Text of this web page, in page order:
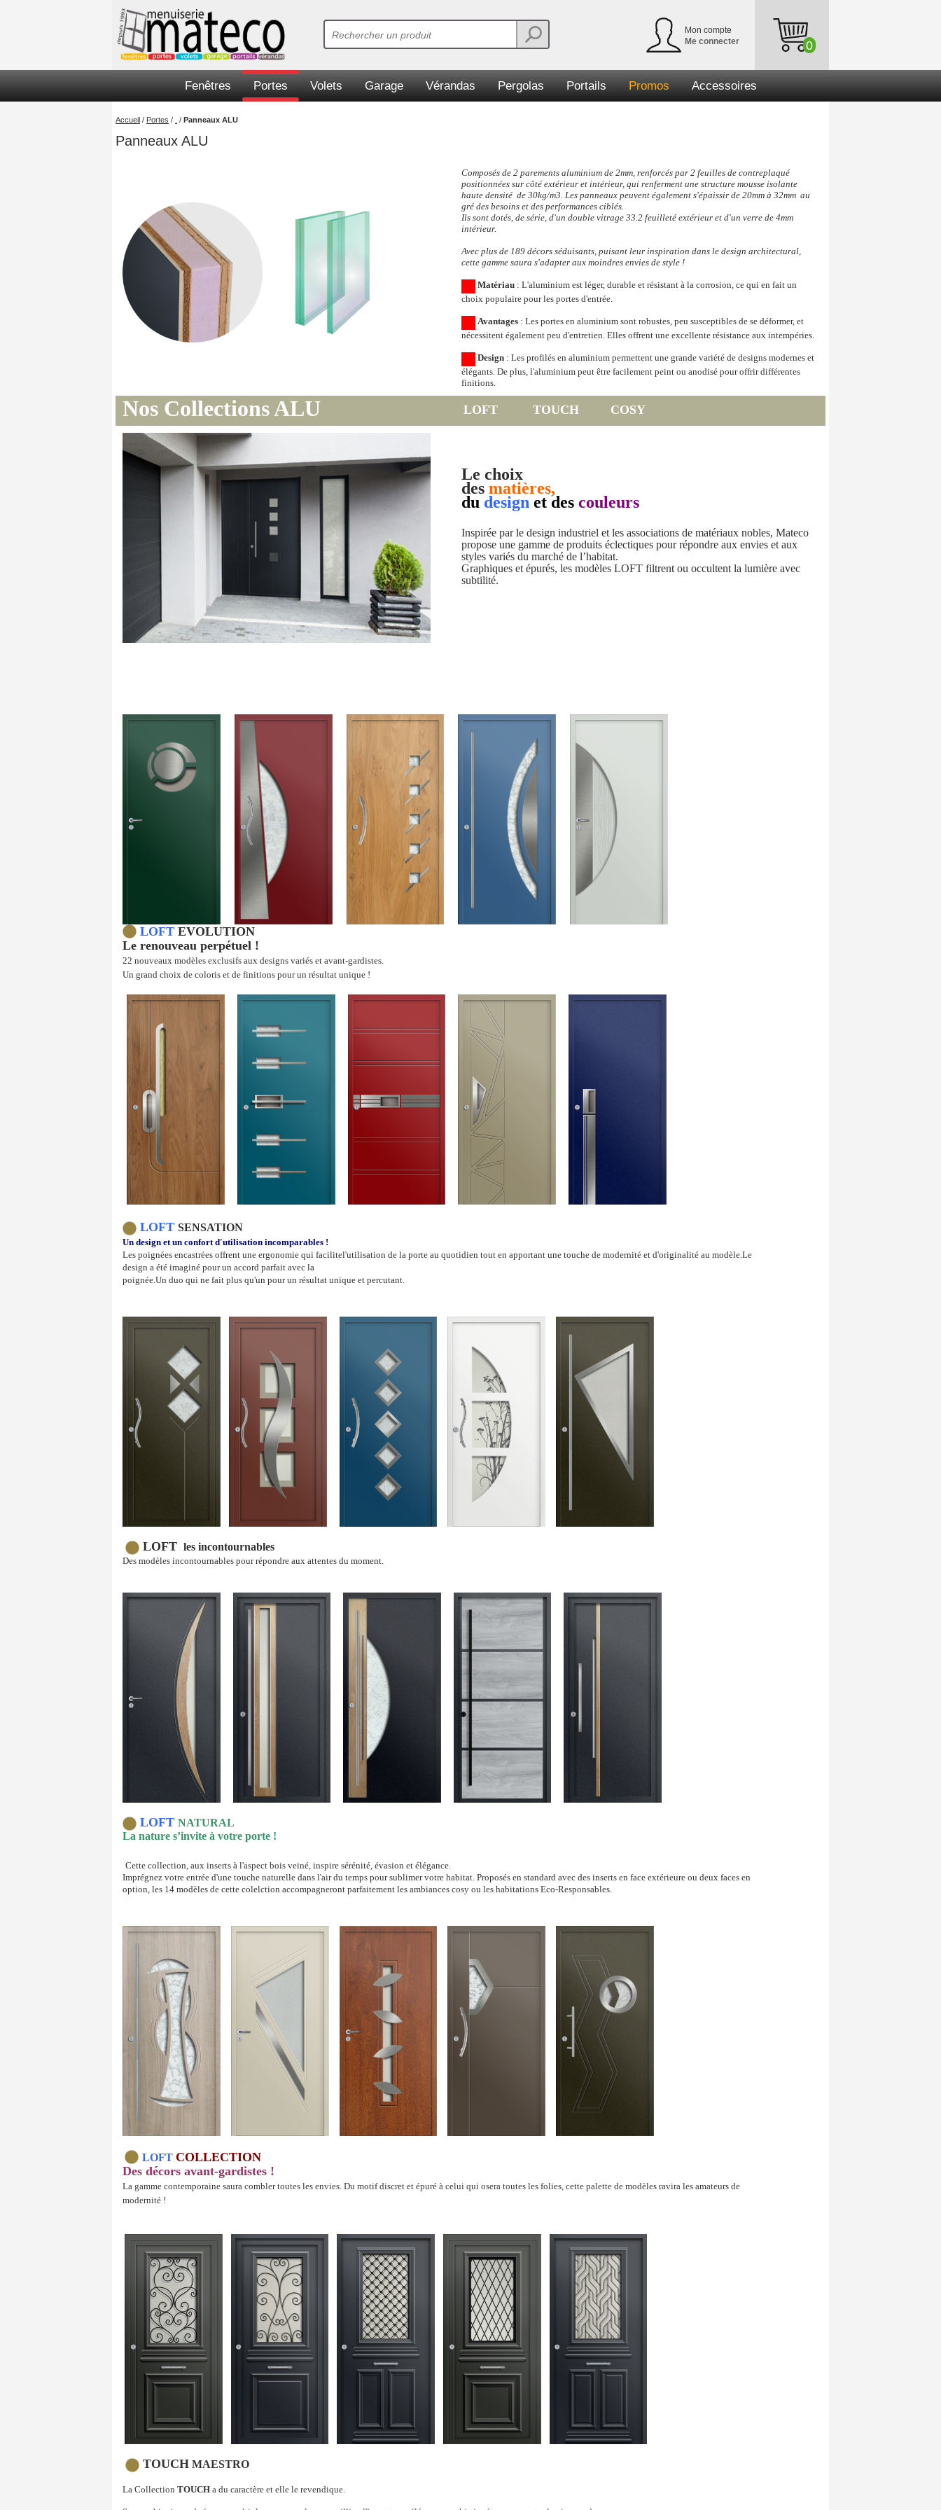
Mon compte
Me connecter
0
Fenêtres Portes Volets Garage Vérandas Pergolas Portails Promos Accessoires
Accueil / Portes / / Panneaux ALU
Panneaux ALU
Composés de 2 parements aluminium de 2mm, renforcés par 2 feuilles de contreplaqué
positionnées sur côté extérieur et intérieur, qui renferment une structure mousse isolante
haute densité de 30kg/m3. Les panneaux peuvent également s'épaissir de 20mm à 32mm au
gré des besoins et des performances ciblés.
Ils sont dotés, de série, d'un double vitrage 33.2 feuilleté extérieur et d'un verre de 4mm
intérieur.
Avec plus de 189 décors séduisants, puisant leur inspiration dans le design architectural,
cette gamme saura s'adapter aux moindres envies de style !
Matériau : L'aluminium est léger, durable et résistant à la corrosion, ce qui en fait un
choix populaire pour les portes d'entrée.
Avantages : Les portes en aluminium sont robustes, peu susceptibles de se déformer, et
nécessitent également peu d'entretien. Elles offrent une excellente résistance aux intempéries.
Design : Les profilés en aluminium permettent une grande variété de designs modernes et
élégants. De plus, l'aluminium peut être facilement peint ou anodisé pour offrir différentes
finitions.
Nos Collections ALU LOFT TOUCH COSY
Le choix
des matières,
du design et des couleurs
Inspirée par le design industriel et les associations de matériaux nobles, Mateco
propose une gamme de produits éclectiques pour répondre aux envies et aux
styles variés du marché de l’habitat.
Graphiques et épurés, les modèles LOFT filtrent ou occultent la lumière avec
subtilité.
LOFT EVOLUTION
Le renouveau perpétuel !
22 nouveaux modèles exclusifs aux designs variés et avant-gardistes.
Un grand choix de coloris et de finitions pour un résultat unique !
LOFT SENSATION
Un design et un confort d'utilisation incomparables !
Les poignées encastrées offrent une ergonomie qui facilitel'utilisation de la porte au quotidien tout en apportant une touche de modernité et d'originalité au modèle.Le
design a été imaginé pour un accord parfait avec la
poignée.Un duo qui ne fait plus qu'un pour un résultat unique et percutant.
LOFT les incontournables
Des modèles incontournables pour répondre aux attentes du moment.
LOFT NATURAL
La nature s’invite à votre porte !
Cette collection, aux inserts à l'aspect bois veiné, inspire sérénité, évasion et élégance.
Imprégnez votre entrée d'une touche naturelle dans l'air du temps pour sublimer votre habitat. Proposés en standard avec des inserts en face extérieure ou deux faces en
option, les 14 modèles de cette colelction accompagneront parfaitement les ambiances cosy ou les habitations Eco-Responsables.
LOFT COLLECTION
Des décors avant-gardistes !
La gamme contemporaine saura combler toutes les envies. Du motif discret et épuré à celui qui osera toutes les folies, cette palette de modèles ravira les amateurs de
modernité !
TOUCH MAESTRO
La Collection TOUCH a du caractère et elle le revendique.